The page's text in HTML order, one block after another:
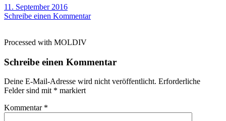
11. September 2016
Schreibe einen Kommentar
Processed with MOLDIV
Schreibe einen Kommentar
Deine E-Mail-Adresse wird nicht veröffentlicht. Erforderliche
Felder sind mit * markiert
Kommentar *